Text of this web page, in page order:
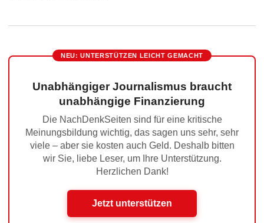
NEU: UNTERSTÜTZEN LEICHT GEMACHT
Unabhängiger Journalismus braucht
unabhängige Finanzierung
Die NachDenkSeiten sind für eine kritische
Meinungsbildung wichtig, das sagen uns sehr, sehr
viele – aber sie kosten auch Geld. Deshalb bitten
wir Sie, liebe Leser, um Ihre Unterstützung.
Herzlichen Dank!
Jetzt unterstützen